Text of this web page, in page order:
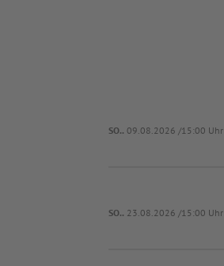
SO.. 09.08.2026 /15:00 Uhr
SO.. 23.08.2026 /15:00 Uhr